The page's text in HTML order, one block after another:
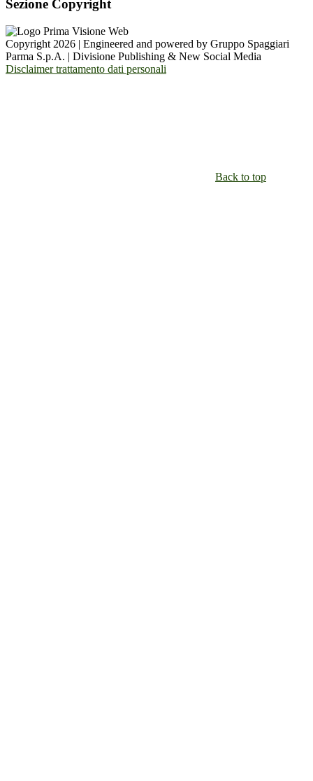
Sezione Copyright
Copyright 2026 | Engineered and powered by Gruppo Spaggiari
Parma S.p.A. | Divisione Publishing & New Social Media
Disclaimer trattamento dati personali
Back to top